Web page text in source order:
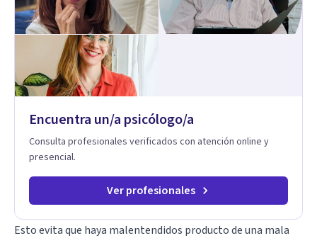
Encuentra un/a psicólogo/a
Consulta profesionales verificados con atención online y
presencial.
Ver profesionales
Esto evita que haya malentendidos producto de una mala